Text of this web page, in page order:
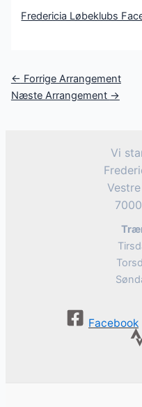
Fredericia Løbeklubs
Post
navigation
← Forrige Arrangement
Næste Arrangement →
Vi
Facebook